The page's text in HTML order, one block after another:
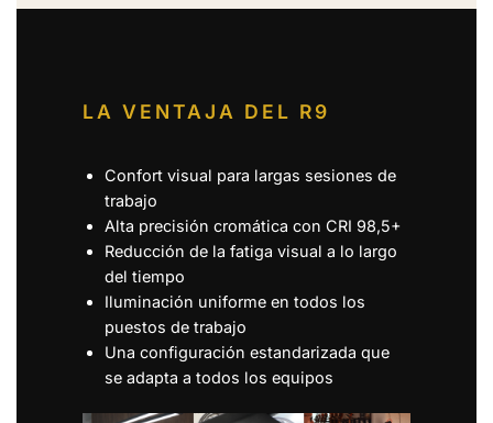
LA VENTAJA DEL R9
Confort visual para largas sesiones de
trabajo
Alta precisión cromática con CRI 98,5+
Reducción de la fatiga visual a lo largo
del tiempo
Iluminación uniforme en todos los
puestos de trabajo
Una configuración estandarizada que
se adapta a todos los equipos